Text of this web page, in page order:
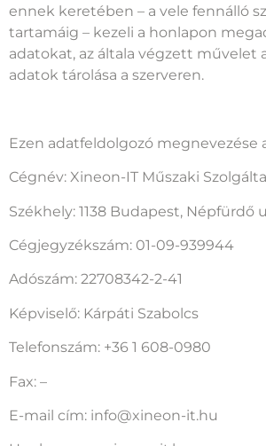
ennek keretében – a vele fennálló
tartamáig – kezeli a honlapon
adatokat, az általa végzett művelet
adatok tárolása a szerveren.
Ezen adatfeldolgozó megnevezése
Cégnév: Xineon-IT Műszaki
Székhely: 1138 Budapest, Népfürdő
Cégjegyzékszám: 01-09-939944
Adószám: 22708342-2-41
Képviselő: Kárpáti Szabolcs
Telefonszám: +36 1 608-0980
Fax: –
E-mail cím: info@xineon-it.hu